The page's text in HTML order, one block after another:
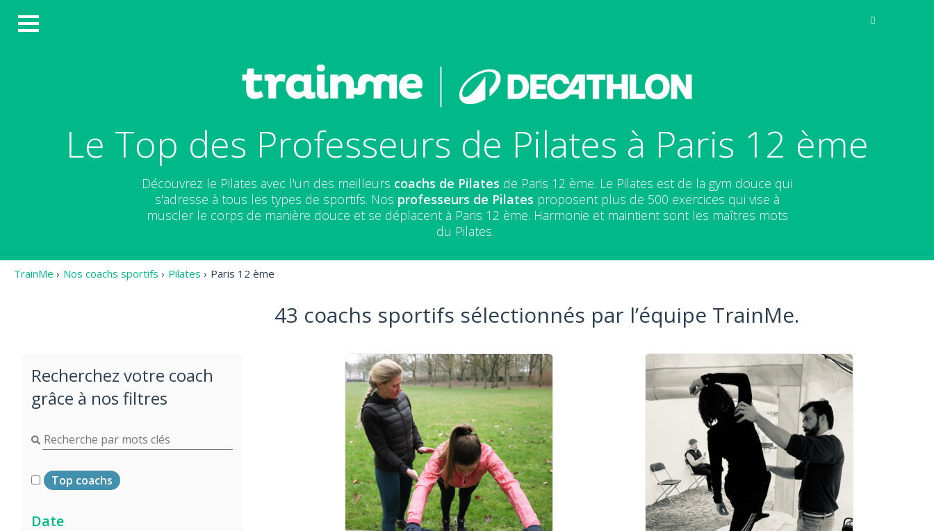
Le Top des Professeurs de Pilates à Paris 12 ème
Découvrez le Pilates avec l'un des meilleurs coachs de Pilates de Paris 12 ème. Le Pilates est de la gym douce qui
s'adresse à tous les types de sportifs. Nos professeurs de Pilates proposent plus de 500 exercices qui vise à
muscler le corps de manière douce et se déplacent à Paris 12 ème. Harmonie et maintient sont les maîtres mots
du Pilates.
TrainMe › Nos coachs sportifs › Pilates › Paris 12 ème
Recherchez votre coach
grâce à nos filtres
Top coachs
Date
43 coachs sportifs sélectionnés par l’équipe TrainMe.